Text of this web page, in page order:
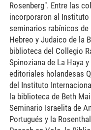
Rosenberg". Entre las
incorporaron al
seminarios rabínicos de
Hebreo y Judaico de la
biblioteca del Collegio
Spinoziana de La Haya
editoriales holandesas
del Instituto
la biblioteca de Beth
Seminario Israelita de
Portugués y la